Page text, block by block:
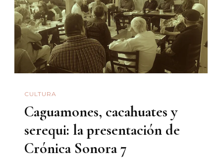
CULTURA
Caguamones, cacahuates y
serequi: la presentación de
Crónica Sonora 7